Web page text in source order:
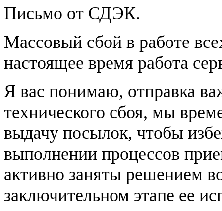
Письмо от СДЭК.
Массовый сбой в работе
настоящее время работа
Я вас понимаю, отправка
технического сбоя, мы
выдачу посылок, чтобы
выполнении процессов
активно заняты решением
заключительном этапе ее